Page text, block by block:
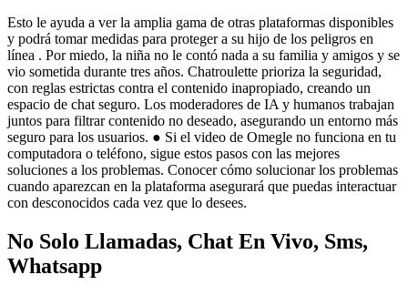
Esto le ayuda a ver la amplia gama de otras plataformas disponibles
y podrá tomar medidas para proteger a su hijo de los peligros en
línea . Por miedo, la niña no le contó nada a su familia y amigos y se
vio sometida durante tres años. Chatroulette prioriza la seguridad,
con reglas estrictas contra el contenido inapropiado, creando un
espacio de chat seguro. Los moderadores de IA y humanos trabajan
juntos para filtrar contenido no deseado, asegurando un entorno más
seguro para los usuarios. ● Si el video de Omegle no funciona en tu
computadora o teléfono, sigue estos pasos con las mejores
soluciones a los problemas. Conocer cómo solucionar los problemas
cuando aparezcan en la plataforma asegurará que puedas interactuar
con desconocidos cada vez que lo desees.
No Solo Llamadas, Chat En Vivo, Sms,
Whatsapp